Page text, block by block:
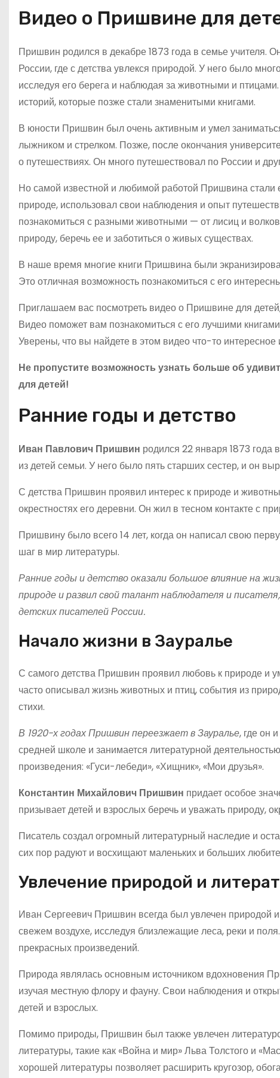
Видео о Пришвине для
Пришвин родился в декабре 1873 года в семье учителя.
России, где с детства увлекся природой. У него было
исследуя его берега и наблюдая за животными и
историй, которые позже стали знаменитыми книгами.
В юности Пришвин был очень активным и умел
лыжником и стрелком. Позже, после окончания
о путешествиях. Он много путешествовал по России и
Но самой известной и любимой работой Пришвина стали
природе, использовал свои наблюдения и опыт
познакомиться с разными животными — от лисиц и
природу, беречь ее и заботиться о живых существах.
В наше время многие книги Пришвина были
Это отличная возможность познакомиться с его
Приглашаем вас посмотреть видео о Пришвине для
Видео поможет вам познакомиться с его лучшими
Уверены, что вы найдете в этом видео что-то
Не пропустите возможность узнать больше об
для детей!
Ранние годы и детство
Иван Павлович Пришвин родился 22 января 1873
из детей семьи. У него было пять старших сестер, и он
С детства Пришвин проявил интерес к природе и
окрестностях его деревни. Он жил в тесном контакте с
Пришвину было всего 14 лет, когда он написал свою
шаг в мир литературы.
Ранние годы и детство оказали большое влияние на
природе и развил свой талант наблюдателя и
детских писателей России.
Начало жизни в Зауралье
С самого детства Пришвин проявил любовь к природе и
часто описывал жизнь животных и птиц, события из
стихи.
В 1920-х годах Пришвин переезжает в Зауралье, где он
средней школе и занимается литературной
произведения: «Гуси-лебеди», «Хищник», «Мои друзья».
Константин Михайлович Пришвин придает особое
призывает детей и взрослых беречь и уважать природу,
Писатель создал огромный литературный наследие и
сих пор радуют и восхищают маленьких и больших
Увлечение природой и
Иван Сергеевич Пришвин всегда был увлечен природой
свежем воздухе, исследуя близлежащие леса, реки и
прекрасных произведений.
Природа являлась основным источником вдохновения
изучая местную флору и фауну. Свои наблюдения и
детей и взрослых.
Помимо природы, Пришвин был также увлечен
литературы, такие как «Война и мир» Льва Толстого и
хорошей литературы позволяет расширить кругозор,